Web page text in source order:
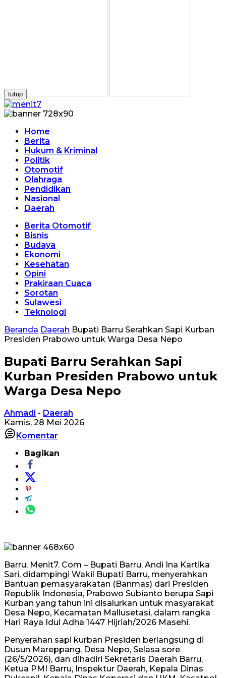
tutup
Home
Berita
Hukum & Kriminal
Politik
Otomotif
Olahraga
Pendidikan
Nasional
Daerah
Berita Otomotif
Bisnis
Budaya
Ekonomi
Kesehatan
Opini
Prakiraan Cuaca
Sorotan
Sulawesi
Teknologi
Beranda Daerah Bupati Barru Serahkan Sapi Kurban
Presiden Prabowo untuk Warga Desa Nepo
Bupati Barru Serahkan Sapi
Kurban Presiden Prabowo untuk
Warga Desa Nepo
Ahmadi - Daerah
Kamis, 28 Mei 2026
Komentar
Bagikan
Barru, Menit7. Com – Bupati Barru, Andi Ina Kartika
Sari, didampingi Wakil Bupati Barru, menyerahkan
Bantuan pemasyarakatan (Banmas) dari Presiden
Republik Indonesia, Prabowo Subianto berupa Sapi
Kurban yang tahun ini disalurkan untuk masyarakat
Desa Nepo, Kecamatan Mallusetasi, dalam rangka
Hari Raya Idul Adha 1447 Hijriah/2026 Masehi.
Penyerahan sapi kurban Presiden berlangsung di
Dusun Mareppang, Desa Nepo, Selasa sore
(26/5/2026), dan dihadiri Sekretaris Daerah Barru,
Ketua PMI Barru, Inspektur Daerah, Kepala Dinas